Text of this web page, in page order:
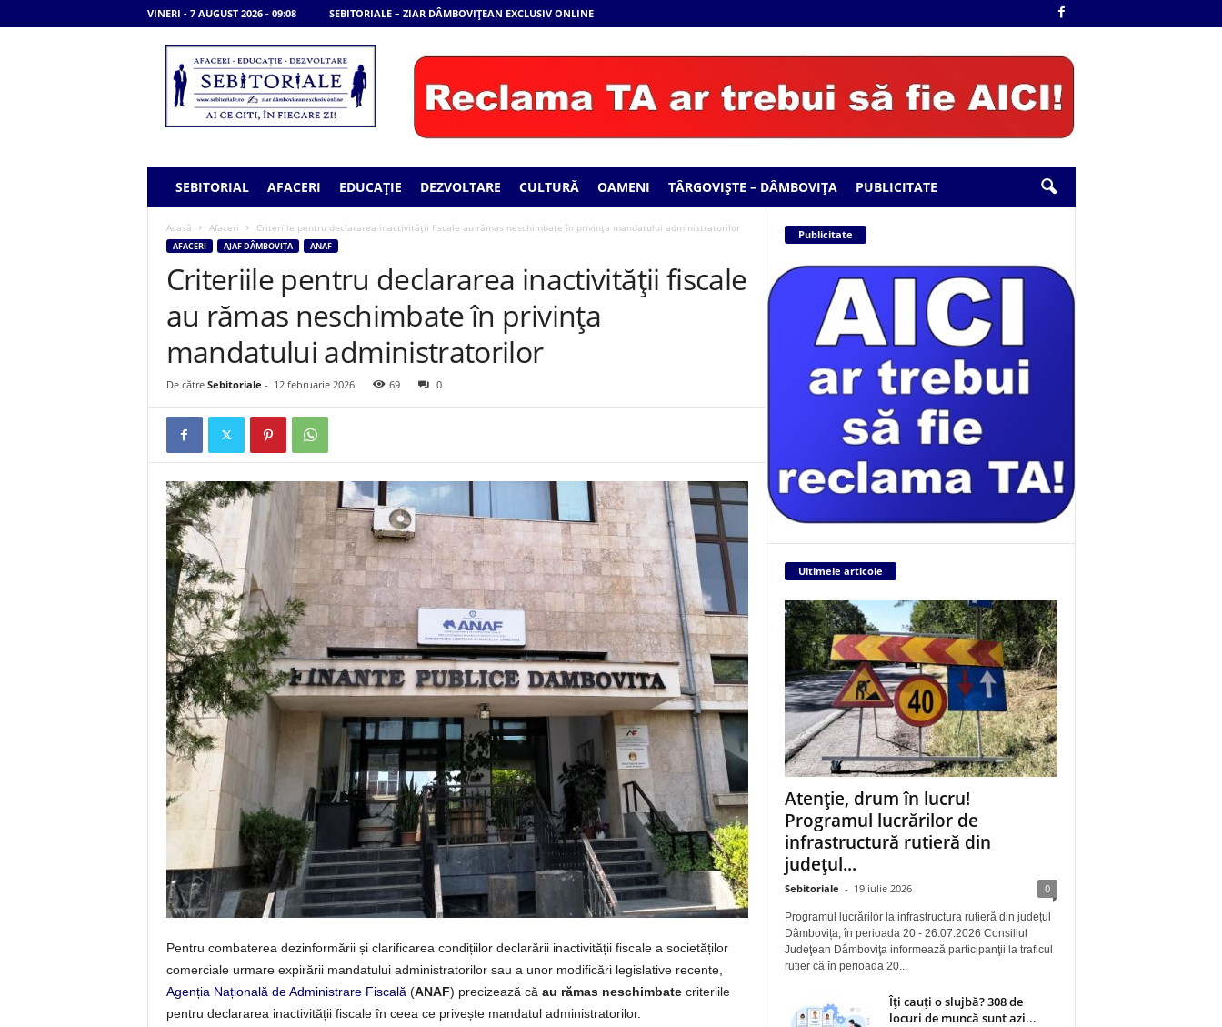
VINERI - 7 AUGUST 2026 - 09:08 SEBITORIALE – ZIAR DÂMBOVIȚEAN EXCLUSIV ONLINE
SEBITORIAL AFACERI EDUCAȚIE DEZVOLTARE CULTURĂ OAMENI TÂRGOVIȘTE – DÂMBOVIȚA PUBLICITATE
Acasă Afaceri Criteriile pentru declararea inactivității fiscale au rămas neschimbate în privința mandatului administratorilor
AFACERI AJAF DÂMBOVIȚA ANAF
Criteriile pentru declararea inactivității fiscale
au rămas neschimbate în privința
mandatului administratorilor
De către Sebitoriale - 12 februarie 2026 69 0
Pentru combaterea dezinformării și clarificarea condițiilor declarării inactivității fiscale a societăților
comerciale urmare expirării mandatului administratorilor sau a unor modificări legislative recente,
Agenția Națională de Administrare Fiscală (ANAF) precizează că au rămas neschimbatecriteriile
pentru declararea inactivității fiscale în ceea ce privește mandatul administratorilor.
Publicitate
Ultimele articole
Atenție, drum în lucru!
Programul lucrărilor de
infrastructură rutieră din
județul...
Sebitoriale - 19 iulie 2026 0
Programul lucrărilor la infrastructura rutieră din județul
Dâmbovița, în perioada 20 - 26.07.2026 Consiliul
Judeţean Dâmboviţa informează participanţii la traficul
rutier că în perioada 20...
Îți cauți o slujbă? 308 de
locuri de muncă sunt azi...